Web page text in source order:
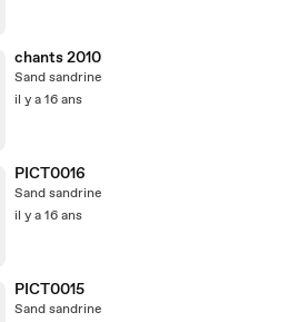
chants 2010
Sand sandrine
il y a 16 ans
PICT0016
Sand sandrine
il y a 16 ans
PICT0015
Sand sandrine